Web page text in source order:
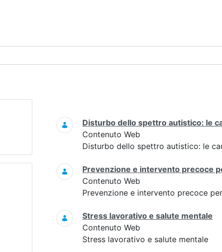
- Eventi
Ricerca
Disturbo dello spettro autistico: le
Contenuto Web
Disturbo dello spettro autistico: le
Prevenzione e intervento precoce
Contenuto Web
Prevenzione e intervento precoce
Stress lavorativo e salute mentale
Contenuto Web
Stress lavorativo e salute mentale